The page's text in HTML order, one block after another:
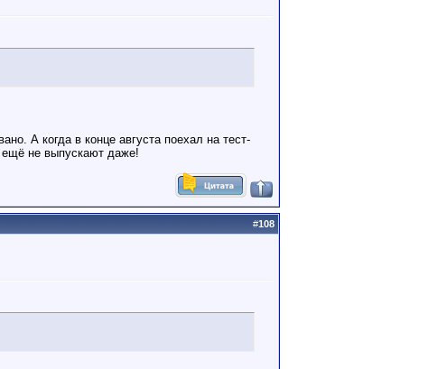
А когда в конце августа поехал на тест-
ещё не выпускают даже!
#108